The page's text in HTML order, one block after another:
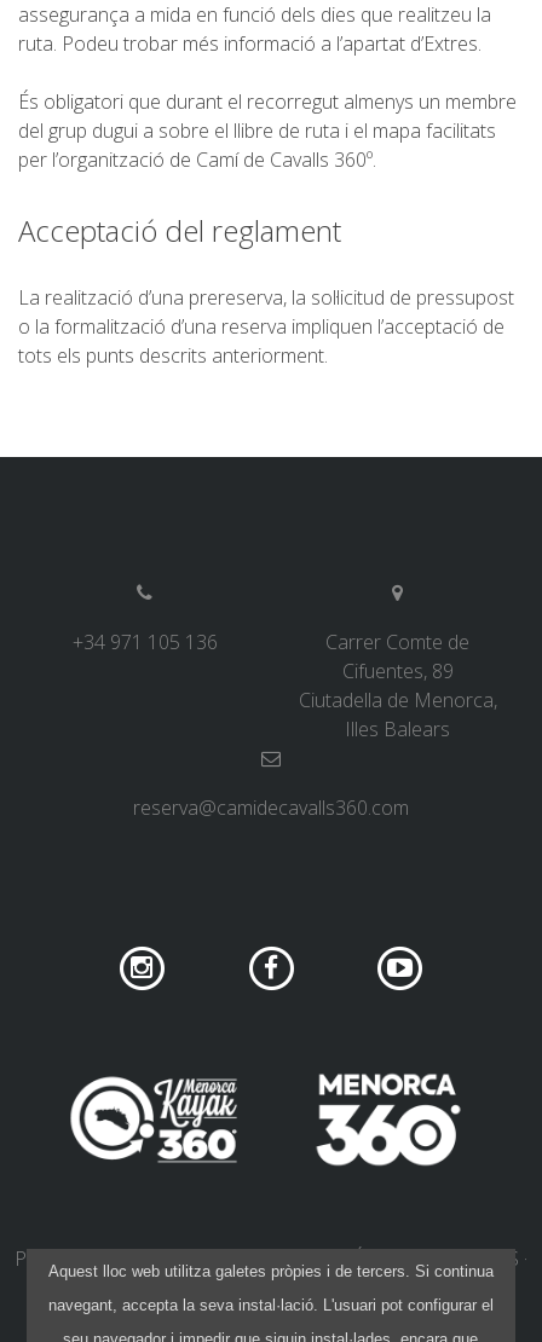
assegurança a mida en funció dels dies que realitzeu la
ruta. Podeu trobar més informació a l’apartat d’Extres.
És obligatori que durant el recorregut almenys un membre
del grup dugui a sobre el llibre de ruta i el mapa facilitats
per l’organització de Camí de Cavalls 360º.
Acceptació del reglament
La realització d’una prereserva, la sol·licitud de pressupost
o la formalització d’una reserva impliquen l’acceptació de
tots els punts descrits anteriorment.
+34 971 105 136
Carrer Comte de
Cifuentes, 89
Ciutadella de Menorca,
Illes Balears
reserva@camidecavalls360.com
PRIVACITAT DE XARXES SOCIALS
POLÍTICA DE COOKIES
POLÍTICA DE PRIVACITAT
CONDICIONS DE CONTRACTACIÓ
Aquest lloc web utilitza galetes pròpies i de tercers. Si continua
navegant, accepta la seva instal·lació. L'usuari pot configurar el